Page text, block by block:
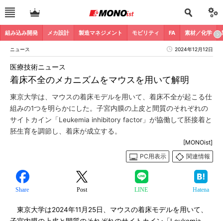
組み込み開発 メカ設計 製造マネジメント モビリティ FA 素材／化学
ニュース 2024年12月12日
着床不全のメカニズムをマウスを用いて解明
医療技術ニュース
東京大学は、マウスの着床モデルを用いて、着床不全が起こる仕
組みの1つを明らかにした。子宮内膜の上皮と間質のそれぞれの
サイトカイン「Leukemia inhibitory factor」が協働して胚接着と
胚生育を調節し、着床が成立する。
[MONOist]
PC用表示
関連情報
Share Post LINE Hatena
東京大学は2024年11月25日、マウスの着床モデルを用いて、